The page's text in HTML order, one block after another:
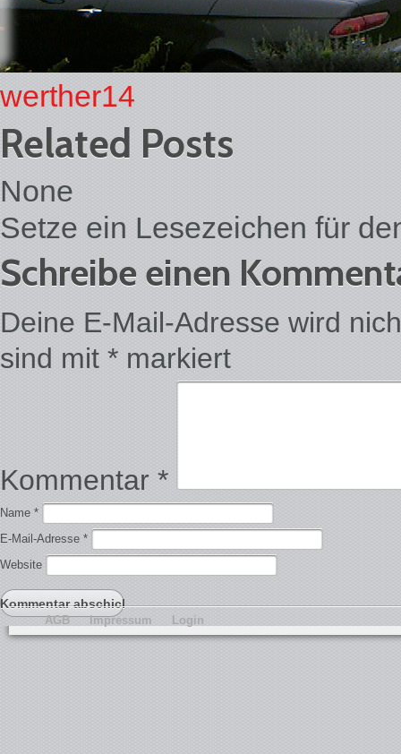
werther14
Related Posts
None
Setze ein Lesezeichen für
Schreibe einen
Deine E-Mail-Adresse wird
sind mit * markiert
Kommentar *
Name *
E-Mail-Adresse *
Website
AGB Impressum Login